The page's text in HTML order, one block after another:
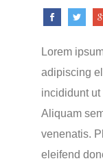
Lorem
adipiscing
incididunt
Aliquam
venenatis.
eleifend